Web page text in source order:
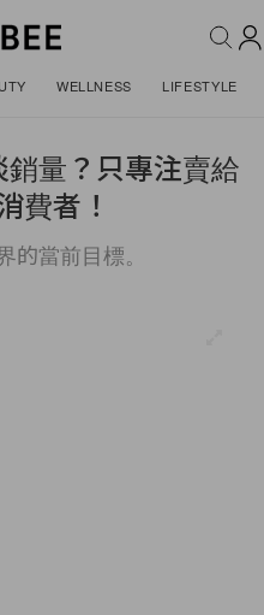
WELLNESS LIFESTYLE
量？只專注賣給
費者！
的當前目標。